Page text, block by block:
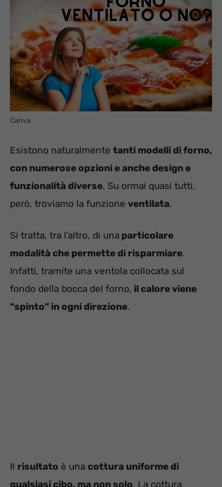
Canva
Esistono naturalmente tanti modelli di forno,
con numerose opzioni e anche design e
funzionalità diverse. Su ormai quasi tutti,
però, troviamo la funzione ventilata.
Si tratta, tra l’altro, di una particolare
modalità che permette di risparmiare.
Infatti, tramite una ventola collocata sul
fondo della bocca del forno, il calore viene
“spinto” in ogni direzione.
Il risultato è una cottura uniforme di
qualsiasi cibo, ma non solo. La cottura